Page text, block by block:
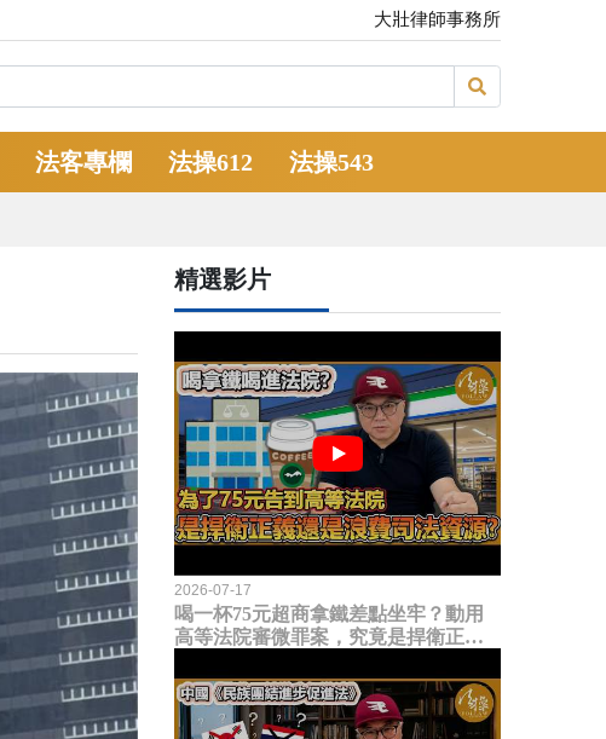
大壯律師事務所
法客專欄 法操612 法操543
精選影片
2026-07-17
喝一杯75元超商拿鐵差點坐牢？動用
高等法院審微罪案，究竟是捍衛正義